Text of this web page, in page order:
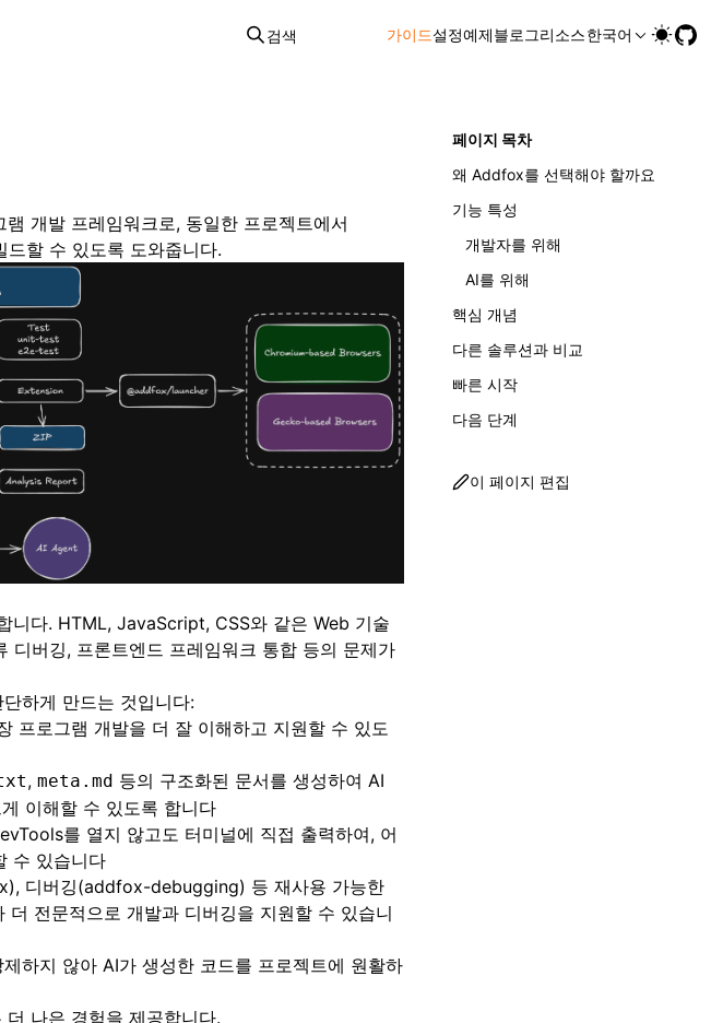
검색 가이드설정예제블로그리소스한국어
개발 프레임워크로, 동일한 프로젝트에서
할 수 있도록 도와줍니다.
니다. HTML, JavaScript, CSS와 같은 Web 기술
디버깅, 프론트엔드 프레임워크 통합 등의 문제가
하게 만드는 것입니다:
프로그램 개발을 더 잘 이해하고 지원할 수 있도
, meta.md 등의 구조화된 문서를 생성하여 AI
이해할 수 있도록 합니다
를 열지 않고도 터미널에 직접 출력하여, 어
수 있습니다
디버깅(addfox-debugging) 등 재사용 가능한
전문적으로 개발과 디버깅을 지원할 수 있습니
하지 않아 AI가 생성한 코드를 프로젝트에 원활하
나은 경험을 제공합니다.
페이지 목차
왜 Addfox를 선택해야 할까요
기능 특성
개발자를 위해
AI를 위해
핵심 개념
다른 솔루션과 비교
빠른 시작
다음 단계
이 페이지 편집